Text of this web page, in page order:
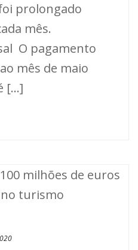
prolongado
mês.
O pagamento
mês de maio
[...]